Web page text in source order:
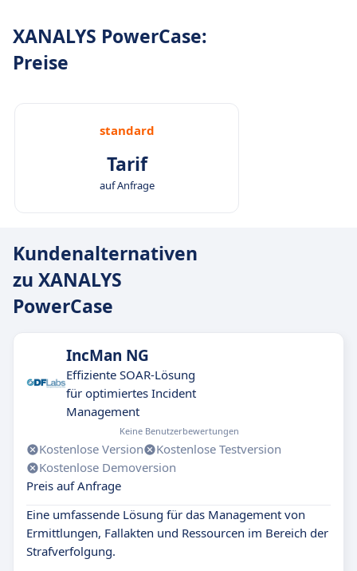
XANALYS PowerCase:
Preise
standard
Tarif
auf Anfrage
Kundenalternativen
zu XANALYS
PowerCase
IncMan NG
Effiziente SOAR-Lösung
für optimiertes Incident
Management
Keine Benutzerbewertungen
Kostenlose Version
Kostenlose Testversion
Kostenlose Demoversion
Preis auf Anfrage
Eine umfassende Lösung für das Management von
Ermittlungen, Fallakten und Ressourcen im Bereich der
Strafverfolgung.